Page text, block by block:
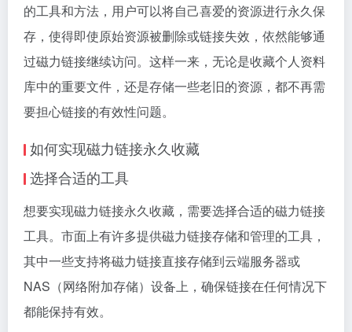
的工具和方法，用户可以将自己喜爱的资源进行永久保
存，使得即使原始资源被删除或链接失效，依然能够通
过磁力链接继续访问。这样一来，无论是收藏个人资料
库中的重要文件，还是存储一些老旧的资源，都不再需
要担心链接的有效性问题。
如何实现磁力链接永久收藏
选择合适的工具
想要实现磁力链接永久收藏，需要选择合适的磁力链接
工具。市面上有许多提供磁力链接存储和管理的工具，
其中一些支持将磁力链接直接存储到云端服务器或
NAS（网络附加存储）设备上，确保链接在任何情况下
都能保持有效。